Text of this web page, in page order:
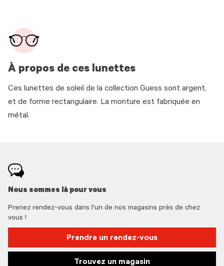
À propos de ces lunettes
Ces lunettes de soleil de la collection Guess sont argent,
et de forme rectangulaire. La monture est fabriquée en
métal.
Nous sommes là pour vous
Prenez rendez-vous dans l'un de nos magasins près de chez
vous !
Prendre un rendez-vous
Trouvez un magasin